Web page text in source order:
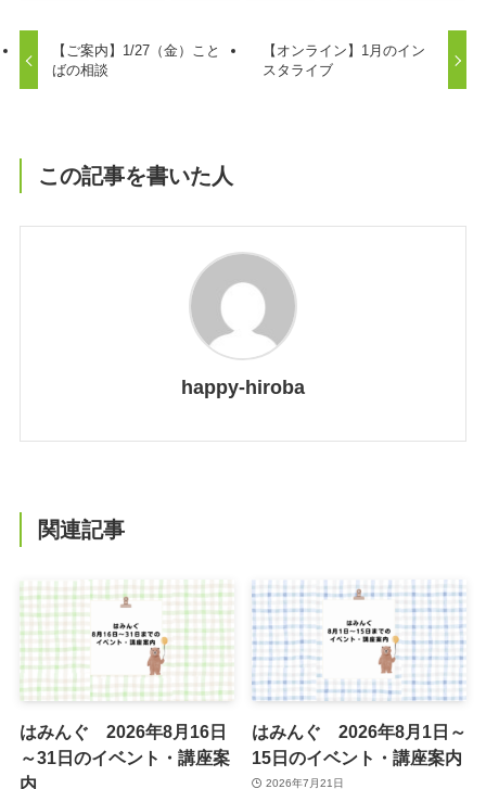
【ご案内】1/27（金）こと
ばの相談
【オンライン】1月のイン
スタライブ
この記事を書いた人
happy-hiroba
関連記事
はみんぐ 2026年8月16日
～31日のイベント・講座案
内
はみんぐ 2026年8月1日～
15日のイベント・講座案内
2026年7月21日